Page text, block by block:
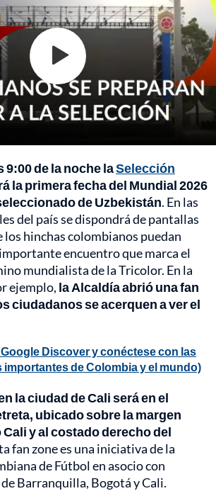
9:00 de la noche laSelección
la primera fecha del Mundial 2026
de Uzbekistán. En las
del país se dispondrá de pantallas
los hinchas colombianos puedan
encuentro que marca el
mundialista de la Tricolor. En la
ejemplo, la Alcaldía abrió una fan
ciudadanos se acerquen a ver el
Discover y conéctese con las
importantes de Colombia y el mundo)
la ciudad de Cali será en el
ubicado sobre la margen
y al costado derecho del
fan zone es una iniciativa de la
de Fútbol en asocio con
Barranquilla, Bogotá y Cali.